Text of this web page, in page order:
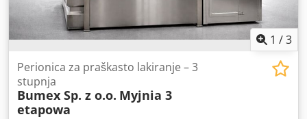
1 /3
Perionica za praškasto lakiranje – 3
stupnja
Bumex Sp. z o.o. Myjnia 3
etapowa